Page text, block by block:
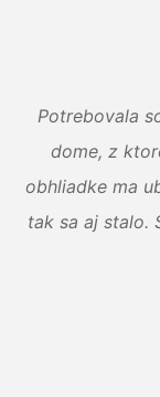
Potrebovala
dome, z
obhliadke ma
tak sa aj stalo.